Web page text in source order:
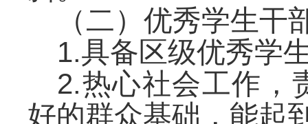
（二）优秀学生干
1.具备区级优秀学
2.热心社会工作，
好的群众基础，能起